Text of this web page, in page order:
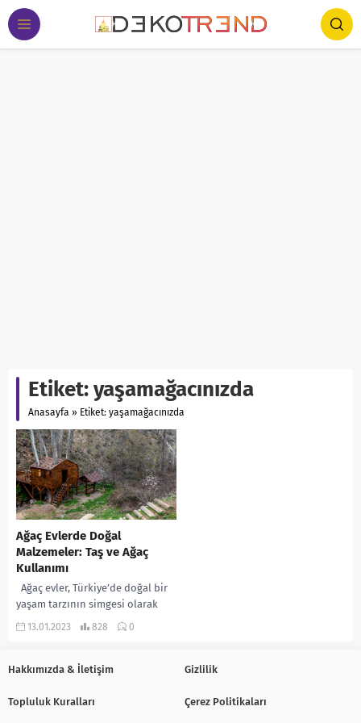
Etiket:yaşamağacınızda
Anasayfa » Etiket: yaşamağacınızda
Ağaç Evlerde Doğal
Malzemeler: Taş ve Ağaç
Kullanımı
Ağaç evler, Türkiye’de doğal bir
yaşam tarzının simgesi olarak
kabul edilir. Ağaç evlerinin
13.01.2023 828 0
Hakkımızda & İletişim Gizlilik
Topluluk Kuralları Çerez Politikaları